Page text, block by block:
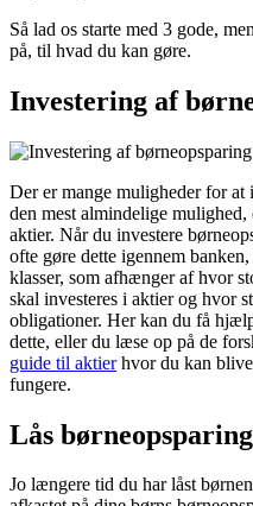
Så lad os starte med 3 gode,
på, til hvad du kan gøre.
Investering af
Der er mange muligheder for at
den mest almindelige
aktier. Når du investere
ofte gøre dette igennem
klasser, som afhænger af hvor
skal investeres i aktier og hvor
obligationer. Her kan du få
dette, eller du læse op på de
guide til aktierhvor du kan blive
fungere.
Lås
Jo længere tid du har låst